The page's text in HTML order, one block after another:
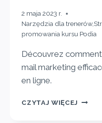
2 maja 2023 r.
Narzędzia dla trenerów,
promowania kursu Podia
Découvrez
mail marketing
en ligne.
CZYTAJ WIĘCEJ